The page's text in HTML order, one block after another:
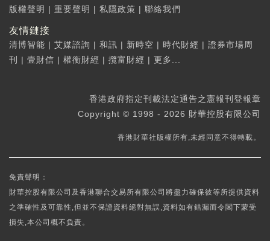
版權聲明 | 重要聲明 | 私隱政策 | 聯絡我們
友情鏈接
清博智能 | 艾媒諮詢 | 和訊 | 新時空 | 時代財經 | 證券市場周
刊
| 壹財信 | 權衡財經 | 攬富財經 | 更多...
香港政府指定刊載法定通告之憲報刊登報章
Copyright © 1998 - 2026 財華控股有限公司
香港財華社版權所有,未經同意不得轉載。
免責聲明：
財華控股有限公司及香港聯合交易所有限公司將盡力確保彼等所提供資料
之準確性及可靠性,但並不保證資料絕對無誤,資料如有錯漏而令閣下蒙受
損失,本公司概不負責。